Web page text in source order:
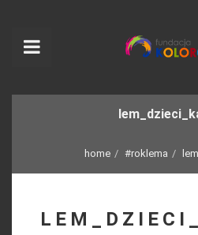
home #roklema